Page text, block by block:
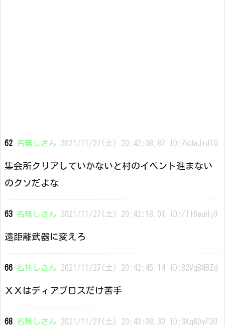
62 名無しさん 2021/11/27(土) 20:42:08.87 ID:7kUwJ+dT0
集会所クリアしていかないと村のイベント進まない
のクソだよな
63 名無しさん 2021/11/27(土) 20:42:18.01 ID:/II6euHj0
遠距離武器に変えろ
66 名無しさん 2021/11/27(土) 20:42:45.14 ID:82VqBNBZd
ＸＸはディアブロスだけ苦手
68 名無しさん 2021/11/27(土) 20:43:08.30 ID:3KqADyF30